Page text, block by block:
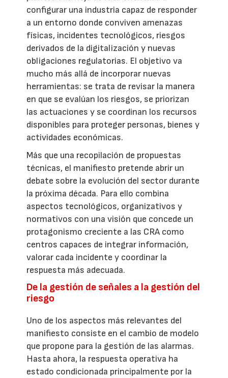
configurar una industria capaz de responder
a un entorno donde conviven amenazas
físicas, incidentes tecnológicos, riesgos
derivados de la digitalización y nuevas
obligaciones regulatorias. El objetivo va
mucho más allá de incorporar nuevas
herramientas: se trata de revisar la manera
en que se evalúan los riesgos, se priorizan
las actuaciones y se coordinan los recursos
disponibles para proteger personas, bienes y
actividades económicas.
Más que una recopilación de propuestas
técnicas, el manifiesto pretende abrir un
debate sobre la evolución del sector durante
la próxima década. Para ello combina
aspectos tecnológicos, organizativos y
normativos con una visión que concede un
protagonismo creciente a las CRA como
centros capaces de integrar información,
valorar cada incidente y coordinar la
respuesta más adecuada.
De la gestión de señales a la gestión del
riesgo
Uno de los aspectos más relevantes del
manifiesto consiste en el cambio de modelo
que propone para la gestión de las alarmas.
Hasta ahora, la respuesta operativa ha
estado condicionada principalmente por la